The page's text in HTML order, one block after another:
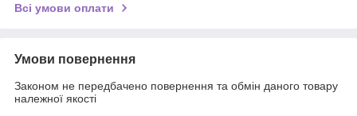
Всі умови оплати
Умови повернення
Законом не передбачено повернення та обмін даного товару
належної якості